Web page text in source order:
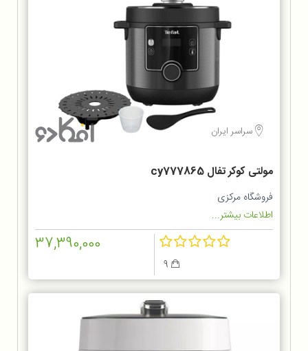
سراسر ایران
مولتی کوکر تفال cy777865
فروشگاه مرکزی
اطلاعات بیشتر...
37,390,000